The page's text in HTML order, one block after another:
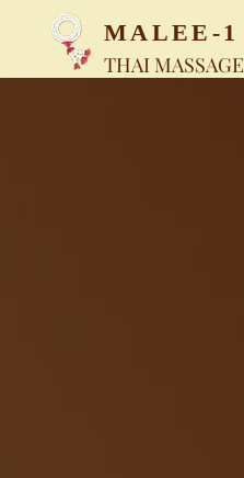
MALEE-1
THAI MASSAGE